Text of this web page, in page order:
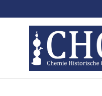
links
Spring
naar
de
inhoud